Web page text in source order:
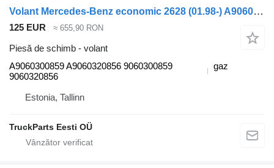
Volant Mercedes-Benz economic 2628 (01.98-) A9060300859 pentru maşina de gunoi Mercedes-Benz Econic (1998-2014)
125 EUR ≈ 655,90 RON
Piesă de schimb - volant
A9060300859 A9060320856 9060300859
9060320856
gaz
Estonia, Tallinn
TruckParts Eesti OÜ